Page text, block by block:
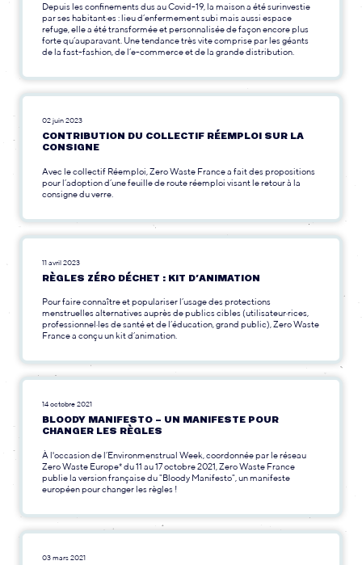
Depuis les confinements dus au Covid-19, la maison a été surinvestie
par ses habitant·es : lieu d’enfermement subi mais aussi espace
refuge, elle a été transformée et personnalisée de façon encore plus
forte qu’auparavant. Une tendance très vite comprise par les géants
de la fast-fashion, de l’e-commerce et de la grande distribution.
02 juin 2023
CONTRIBUTION DU COLLECTIF RÉEMPLOI SUR LA
CONSIGNE
Avec le collectif Réemploi, Zero Waste France a fait des propositions
pour l’adoption d’une feuille de route réemploi visant le retour à la
consigne du verre.
11 avril 2023
RÈGLES ZÉRO DÉCHET : KIT D’ANIMATION
Pour faire connaître et populariser l’usage des protections
menstruelles alternatives auprès de publics cibles (utilisateur·rices,
professionnel·les de santé et de l’éducation, grand public), Zero Waste
France a conçu un kit d’animation.
14 octobre 2021
BLOODY MANIFESTO – UN MANIFESTE POUR
CHANGER LES RÈGLES
À l'occasion de l’Environmenstrual Week, coordonnée par le réseau
Zero Waste Europe* du 11 au 17 octobre 2021, Zero Waste France
publie la version française du "Bloody Manifesto", un manifeste
européen pour changer les règles !
03 mars 2021